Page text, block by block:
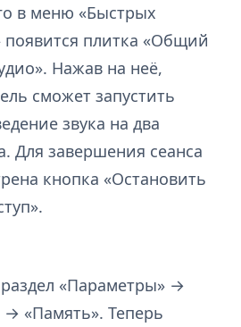
в меню «Быстрых
появится плитка «Общий
Нажав на неё,
сможет запустить
звука на два
Для завершения сеанса
кнопка «Остановить
«Параметры» →
→ «Память». Теперь